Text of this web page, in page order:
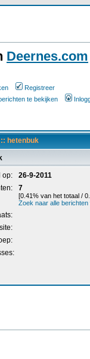
Deernes.com
Registreer
te bekijken
hetenbuk
op:
26-9-2011
7
[0.41% van het totaal /
Zoek naar alle berichten